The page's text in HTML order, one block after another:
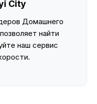
City
Домашнего
найти
наш сервис